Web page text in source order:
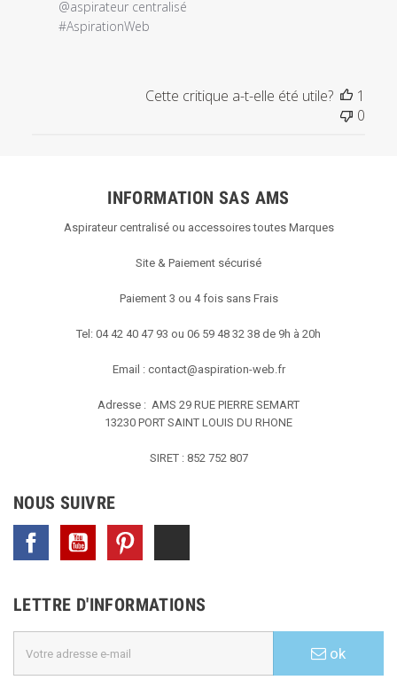
magasin
@aspirateur centralisé
#AspirationWeb
Cette critique a-t-elle été utile?
1
0
INFORMATION SAS AMS
Aspirateur centralisé ou accessoires toutes Marques
Site & Paiement sécurisé
Paiement 3 ou 4 fois sans Frais
Tel: 04 42 40 47 93 ou 06 59 48 32 38 de 9h à 20h
Email : contact@aspiration-web.fr
Adresse : AMS 29 RUE PIERRE SEMART
13230 PORT SAINT LOUIS DU RHONE
SIRET : 852 752 807
NOUS SUIVRE
Facebook YouTube
LETTRE D'INFORMATIONS
ok